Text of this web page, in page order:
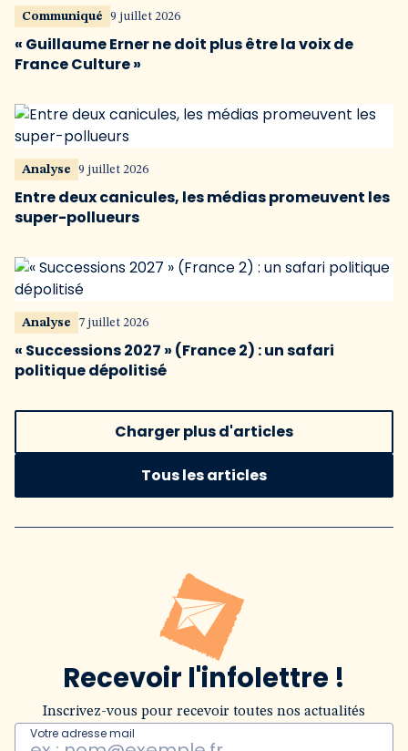
Communiqué 9 juillet 2026
« Guillaume Erner ne doit plus être la voix de
France Culture »
Analyse 9 juillet 2026
Entre deux canicules, les médias promeuvent les
super-pollueurs
Analyse 7 juillet 2026
« Successions 2027 » (France 2) : un safari
politique dépolitisé
Charger plus d'articles
Tous les articles
Recevoir l'infolettre !
Inscrivez-vous pour recevoir toutes nos actualités
Votre adresse mail